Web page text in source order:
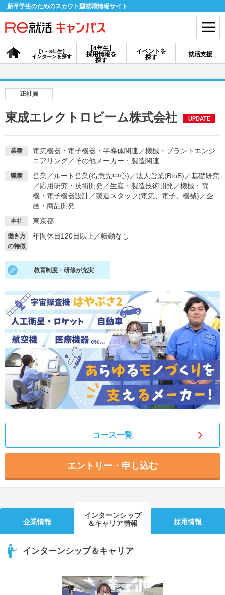
新卒学生のためのスカウト型就職情報サイト
【4年生】
採用情報を
探す
【1～3年生】
インターンを探す
イベントを
探す
就活支援
会員登録 ログイン
採用情報を探す
説明会を探す
インターンを探す
イベントを探す スカウト お知らせ
就活ノウハウ・サポート
適職診断
あなたに合う仕事を診断！ 動画で対策講座をチェック
就活ニュースペーパー
就活時事ニュースを更新
よくある質問
不明点があればこちら
正社員
東成エレクトロビーム株式会社 UPDATE
業種 電気機器・電子機器・半導体関連 ／機械・プラントエンジ
ニアリング／その他メーカー・製造関連
職種 営業／ ルート営業(得意先中心) ／法人営業(BtoB) ／基礎研究
／応用研究・技術開発 ／生産・製造技術開発 ／機械・電
機・電子機器設計／製造スタッフ(電気、電子、機械) ／企
画・商品開発
本社 東京都
働き方
の特徴
年間休日120日以上 ／転勤なし
教育制度・研修が充実
コース一覧
エントリー・申し込む
企業情報
インターンシップ
＆キャリア情報
採用情報
インターンシップ＆キャリア